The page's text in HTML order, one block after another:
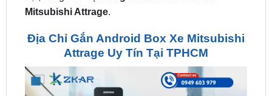
Địa Chỉ Gắn Android Box Xe Mitsubishi